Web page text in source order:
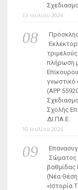
13 Ιουλίου 2026
πλήρωση
γνωστικό
(ΑΡΡ
Σχολής
ΔΙ.ΠΑ.Ε.
10 Ιουλίου 2026
Σώματος
βαθμίδας
(Νέα
«Ιστορία